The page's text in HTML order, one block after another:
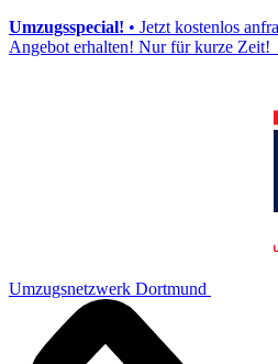
Umzugsspecial! • Jetzt kostenlos
Angebot erhalten! Nur für kurze Zeit!
Umzugsnetzwerk Dortmund